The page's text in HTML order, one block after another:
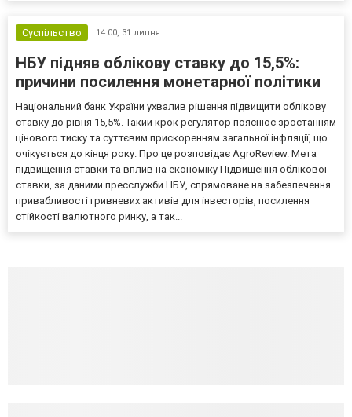
Суспільство 14:00, 31 липня
НБУ підняв облікову ставку до 15,5%:
причини посилення монетарної політики
Національний банк України ухвалив рішення підвищити облікову
ставку до рівня 15,5%. Такий крок регулятор пояснює зростанням
цінового тиску та суттєвим прискоренням загальної інфляції, що
очікується до кінця року. Про це розповідає AgroReview. Мета
підвищення ставки та вплив на економіку Підвищення облікової
ставки, за даними пресслужби НБУ, спрямоване на забезпечення
привабливості гривневих активів для інвесторів, посилення
стійкості валютного ринку, а так...